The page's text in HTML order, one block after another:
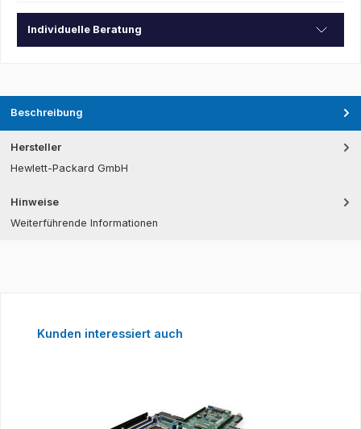
Individuelle Beratung
Beschreibung
Hersteller
Hewlett-Packard GmbH
Hinweise
Weiterführende Informationen
Produktgalerie überspringen
Kunden interessiert auch